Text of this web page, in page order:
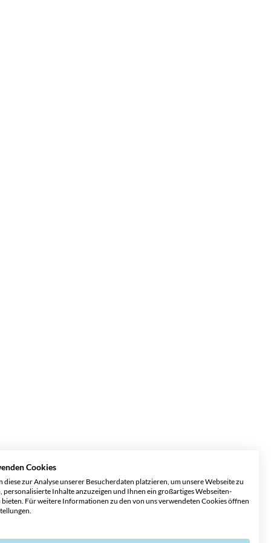
Cookies
diese zur Analyse unserer Besucherdaten platzieren, um unsere Webseite zu
personalisierte Inhalte anzuzeigen und Ihnen ein großartiges Webseiten-
bieten. Für weitere Informationen zu den von uns verwendeten Cookies öffnen